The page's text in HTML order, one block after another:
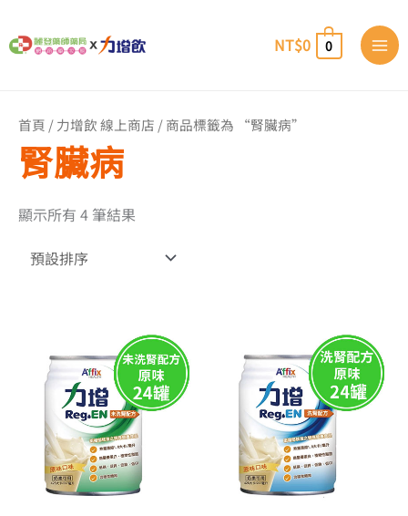
主
NT$0 0
首頁 /力增飲 線上商店 / 商品標籤為 “腎臟病”
腎臟病
顯示所有 4 筆結果
價
格
範
圍：
NT$2,390
到
NT$2,540
此
產
品
有
多
種
款
式。
價
格
範
圍：
NT$2,390
到
NT$2,540
此
產
品
有
多
種
款
式。